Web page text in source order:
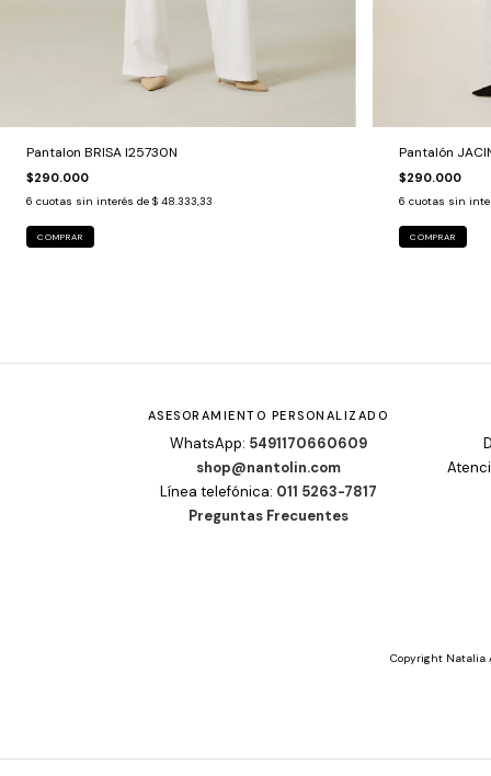
Pantalon BRISA I25730N
$290.000
6 cuotas sin interés de $ 48.333,33
COMPRAR
Pantalón
$290.000
6 cuotas sin
COMPRAR
ASESORAMIENTO PERSONALIZADO
WhatsApp: 5491170660609
shop@nantolin.com
Línea telefónica: 011 5263-7817
Preguntas Frecuentes
Copyright Natalia